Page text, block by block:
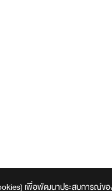
เพื่อพัฒนาประสบการณ์